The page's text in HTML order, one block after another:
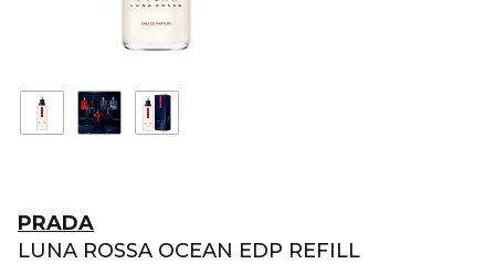
PRADA
LUNA ROSSA OCEAN EDP REFILL